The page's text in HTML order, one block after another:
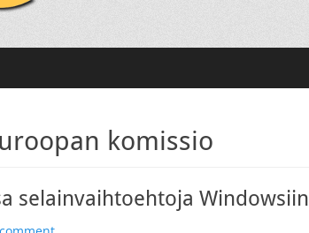
komissio
selainvaihtoehtoja Windowsiin